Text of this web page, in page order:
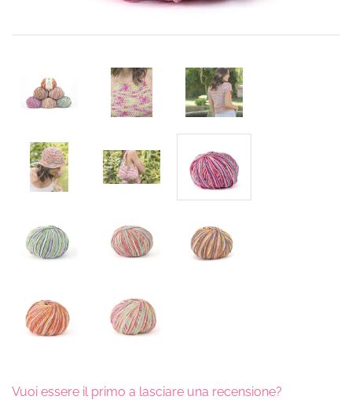
Vuoi essere il primo a lasciare una recensione?